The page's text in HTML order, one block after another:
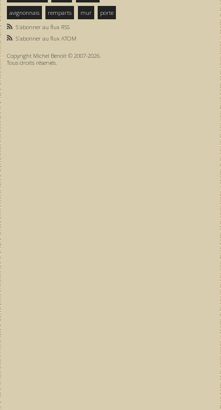
avignonnais remparts mur
porte
S'abonner au flux RSS
S'abonner au flux ATOM
Copyright Michel Benoit © 2007-2026.
Tous droits réservés.